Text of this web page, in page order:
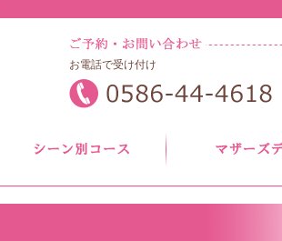
お電話で受け付け